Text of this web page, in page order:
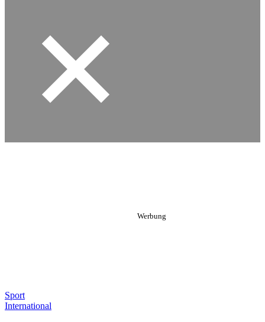
Sport
International